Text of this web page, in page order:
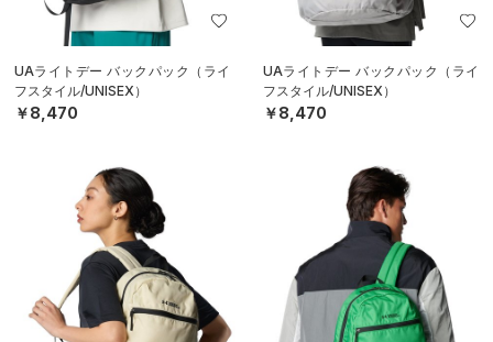
UAライトデー バックパック（ライ
フスタイル/UNISEX）
￥8,470
UAライトデー バックパック（ライ
フスタイル/UNISEX）
￥8,470